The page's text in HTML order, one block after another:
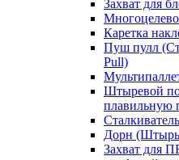
Захват для
Каретка
Пуш пулл
Pull)
Штыревой
плавильную
Сталкиватель
Дорн
Захват для